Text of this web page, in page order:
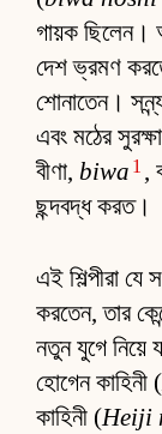
গায়ক ছিলেন।
দেশ ভ্রমণ
শোনাতেন।
এবং মঠের
বীণা, biwa 1 ,
ছন্দবদ্ধ করত।
এই শিল্পীরা
করতেন, তার
নতুন যুগে নিয়ে
হোগেন কাহিনী (
কাহিনী (Heiji